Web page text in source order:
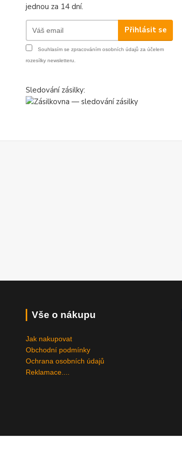
jednou za 14 dní.
Přihlásit se
Souhlasím se zpracováním osobních údajů za účelem
rozesílky newsletteru.
Sledování zásilky:
Vše o nákupu
Jak nakupovat
Obchodní podmínky
Ochrana osobních údajů
Reklamace....